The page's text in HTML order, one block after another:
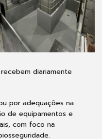
diariamente
por adequações na
de equipamentos e
com foco na